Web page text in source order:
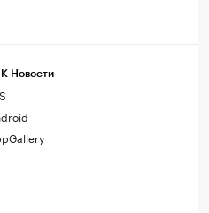
Новости